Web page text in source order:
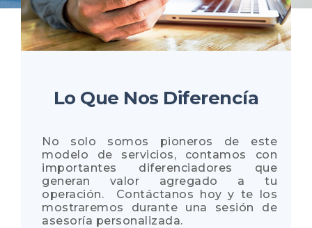
Lo Que Nos Diferencía
No solo somos pioneros de este
modelo de servicios, contamos con
importantes diferenciadores que
generan valor agregado a tu
operación. Contáctanos hoy y te los
mostraremos durante una sesión de
asesoría personalizada.